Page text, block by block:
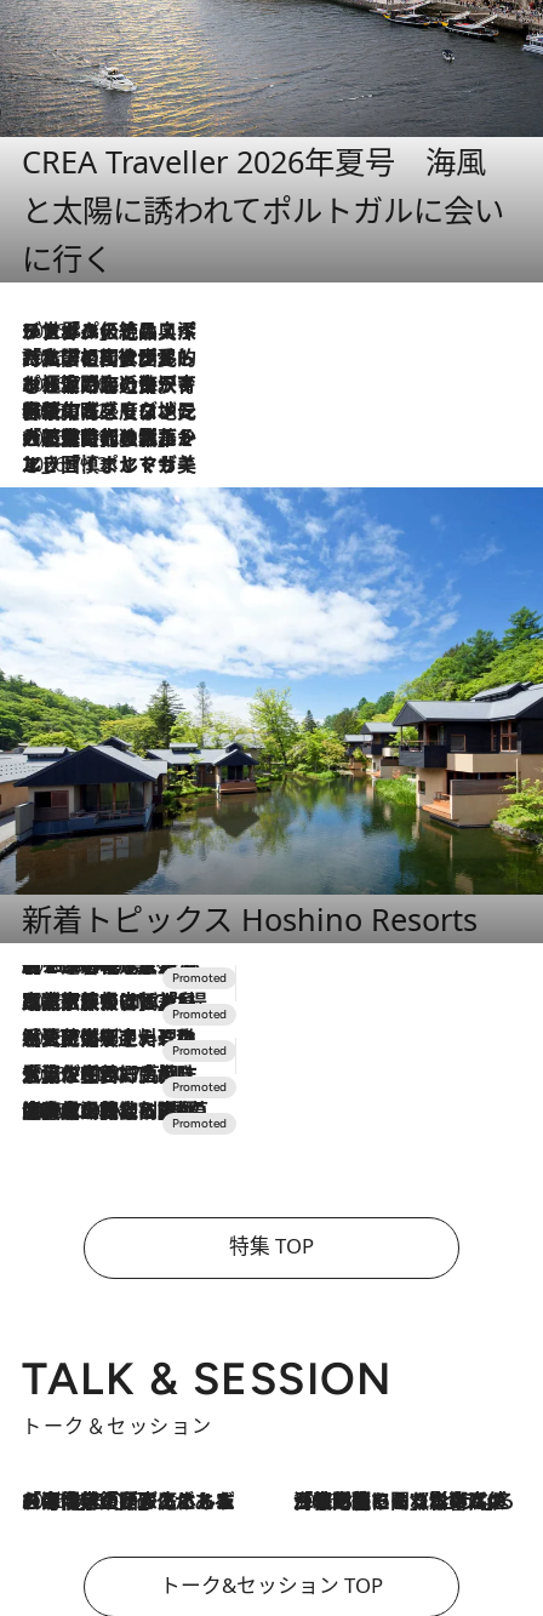
CREA Traveller 2026年夏号 海風
と太陽に誘われてポルトガルに会い
に行く
2026.8.8
リスボンの絶品スイーツ「パステル・デ・ナタ」とは？ポルトガル伝統の奥深い世界へ
2026.7.27
「私の祖国はポルトガル語です」国民的詩人フェルナンド・ペソアと、彼が愛した文学の街を歩く
2026.7.26
ポルトガル近海が育む極上の海の幸。キリリと冷えた白ワインと愉しむ、シーフード専門店の贅沢
2026.7.22
伝統の味をモダンに昇華。高感度な地元客が集う、リスボンの最旬ガストロノミー
2026.7.21
大航海時代の栄華から、震災、独裁、そして革命へ。ポルトガル・首都リスボンの石畳に刻まれた「歴史の光と影」
2026.7.13
エッセイ・ヤマザキマリ「慎ましくも美しき国 ポルトガル」
新着トピックス Hoshino Resorts
2026.8.7
【トンボの足水浴】ヒノキの香りに包まれて涼感マックス！約13℃の湧水かけ流しを避暑地「星野温泉 トンボの湯」で体験
2026.7.31
【ホテル帰省】という選択肢をOMOが提案。家族とほどよい距離を保つには「昼は実家、夜は気兼ねなくホテルで！」
2026.7.24
【夏限定ディナーコース】旬を迎える稚鮎や花ズッキーニなどをイタリア・トスカーナの郷土料理の手法で満喫！
2026.7.17
「土佐和ハーブかき氷」がOMO7高知に登場！生姜、山椒、大葉など目にも舌にも涼を呼ぶ郷土の味
2026.7.10
NEW OPEN！【界 草津】名湯の地に誕生。趣の異なる2種の温泉と上州ならではの会席・蕎麦割烹など美食を味わう究極の癒やし旅
特集 TOP
TALK & SESSION
トーク＆セッション
2026.8.3
「今後値上げがあるとすれば…」「リスクがあるのは今年の冬」エネルギー専門家が語る、ホルムズ海峡封鎖が家庭にもたらす“ある心配” 2026.8.3
「住宅建てられない…」「サーチャージ料の高値が続いている」ホルムズ海峡封鎖による影響はいつまで続く？《エネルギー専門家に聞く“どうなる日本の暮らし”》
トーク&セッション TOP